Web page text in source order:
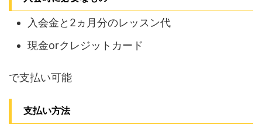
入会金と2ヵ月分のレッスン代
現金orクレジットカード
で支払い可能
支払い方法